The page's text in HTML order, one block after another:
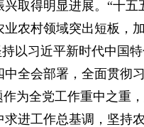
取得明显进展。“十五
农村领域突出短板，
以习近平新时代中国
全会部署，全面贯彻
为全党工作重中之重
进工作总基调，坚持